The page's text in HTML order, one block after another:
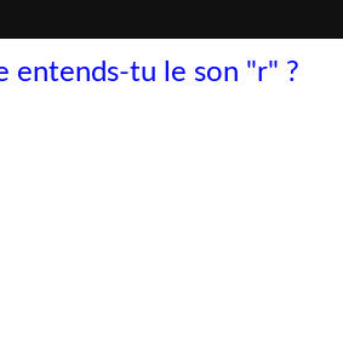
entends-tu le son "r" ?